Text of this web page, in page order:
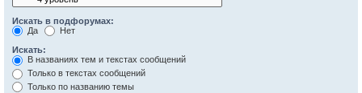
Искать в подфорумах:
Да
Нет
Искать:
В названиях тем и текстах сообщений
Только в текстах сообщений
Только по названию темы